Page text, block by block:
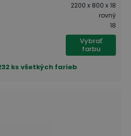
2200 x 800 x 18
rovný
18
Vybrať
farbu
ks všetkých farieb